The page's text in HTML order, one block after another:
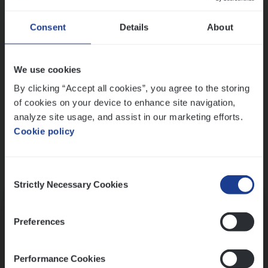
Consent Details About
We use cookies
By clicking “Accept all cookies”, you agree to the storing
of cookies on your device to enhance site navigation,
analyze site usage, and assist in our marketing efforts.
Cookie policy
Selection
Strictly Necessary Cookies
Preferences
Performance Cookies
Ons sollicitatieproces